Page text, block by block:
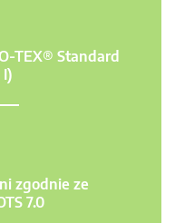
TEX® Standard
I)
zgodnie ze
7.0